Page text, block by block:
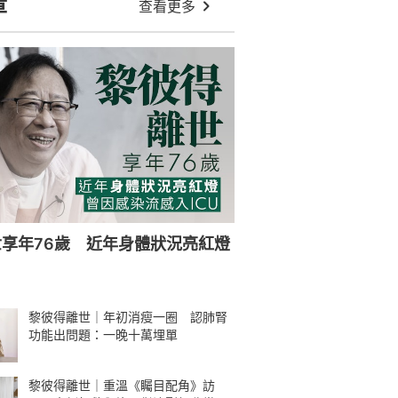
老 網民心痛捱到殘：感覺佢好攰
陳凱琳因兒子淋Cream風波惹爭議
鄭嘉穎遭狠批龜縮遭轟軟飯男
林超英叫主播陳嘉欣做「嘉欣姐
姐」 對方尷尬失笑：姨姨㗎喇已經
黎彼得離世｜與前妻離婚單身40年自
嘲心理變態 提倡婚姻合約制